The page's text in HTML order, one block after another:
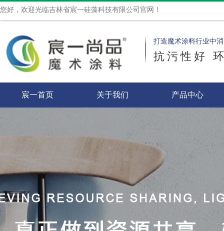
您好，欢迎光临吉林省宸一硅藻科技有限公司官网！
打造魔术涂料行业中
抗污性好
宸一首页 关于我们 产品中心